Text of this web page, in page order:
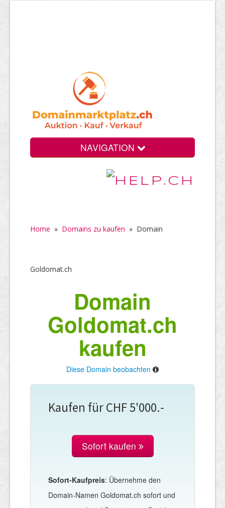
NAVIGATION
Home » Domains zu kaufen » Domain
Goldomat.ch
Domain
Goldomat.ch
kaufen
Diese Domain beobachten
Kaufen für CHF 5'000.-
Sofort kaufen
Sofort-Kaufpreis: Übernehme den
Domain-Namen Goldomat.ch sofort und